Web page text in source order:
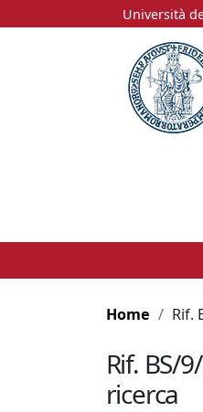
Università
Home Rif. BS/9/2026 –
Rif. BS/
ricerca